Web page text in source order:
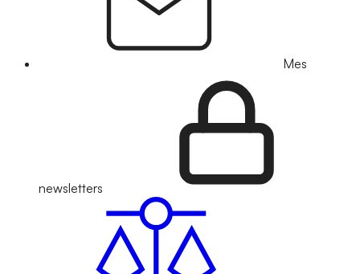
Mes
newsletters